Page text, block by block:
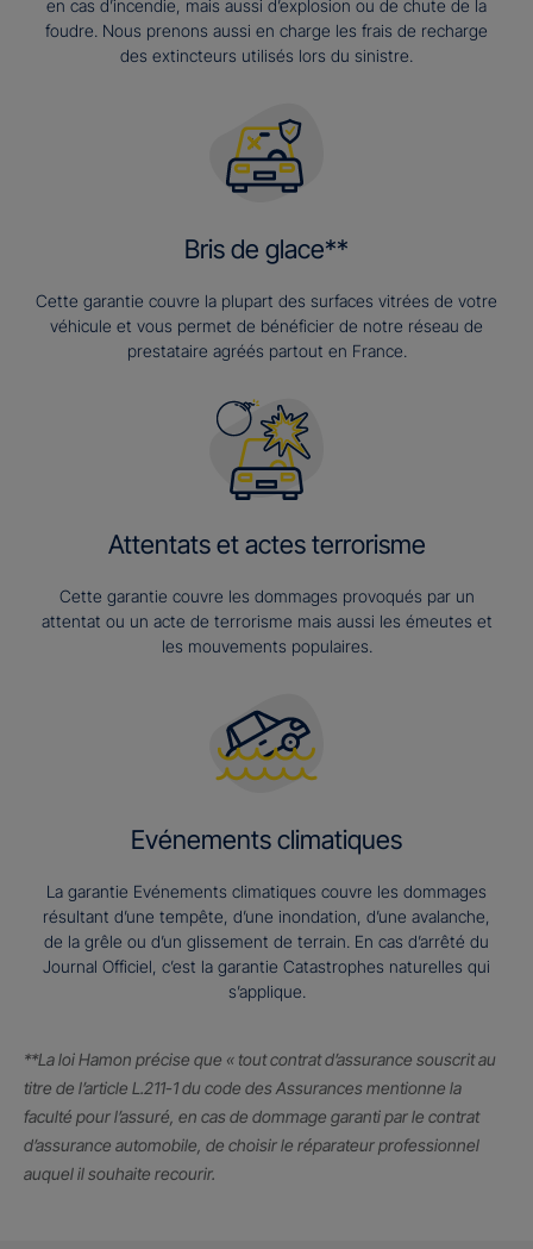
en cas d’incendie, mais aussi d’explosion ou de chute de la
foudre. Nous prenons aussi en charge les frais de recharge
des extincteurs utilisés lors du sinistre.
Bris de glace**
Cette garantie couvre la plupart des surfaces vitrées de votre
véhicule et vous permet de bénéficier de notre réseau de
prestataire agréés partout en France.
Attentats et actes terrorisme
Cette garantie couvre les dommages provoqués par un
attentat ou un acte de terrorisme mais aussi les émeutes et
les mouvements populaires.
Evénements climatiques
La garantie Evénements climatiques couvre les dommages
résultant d’une tempête, d’une inondation, d’une avalanche,
de la grêle ou d’un glissement de terrain. En cas d’arrêté du
Journal Officiel, c’est la garantie Catastrophes naturelles qui
s’applique.
**La loi Hamon précise que « tout contrat d’assurance souscrit au
titre de l’article L.211-1 du code des Assurances mentionne la
faculté pour l’assuré, en cas de dommage garanti par le contrat
d’assurance automobile, de choisir le réparateur professionnel
auquel il souhaite recourir.